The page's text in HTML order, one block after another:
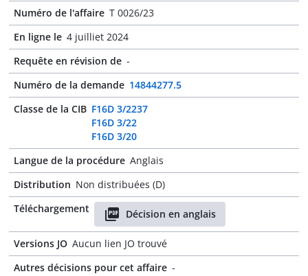
Numéro de l'affaire T 0026/23
En ligne le 4 juilliet 2024
Requête en révision de -
Numéro de la demande 14844277.5
Classe de la CIB F16D 3/2237
F16D 3/22
F16D 3/20
Langue de la procédure Anglais
Distribution Non distribuées (D)
Téléchargement
Décision en anglais
Versions JO Aucun lien JO trouvé
Autres décisions pour cet affaire -